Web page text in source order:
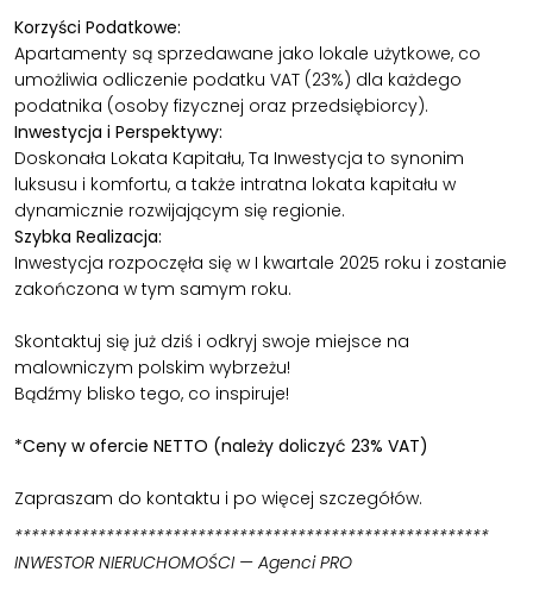
Korzyści Podatkowe:
Apartamenty są sprzedawane jako lokale użytkowe, co
umożliwia odliczenie podatku VAT (23%) dla każdego
podatnika (osoby fizycznej oraz przedsiębiorcy).
Inwestycja i Perspektywy:
Doskonała Lokata Kapitału, Ta Inwestycja to synonim
luksusu i komfortu, a także intratna lokata kapitału w
dynamicznie rozwijającym się regionie.
Szybka Realizacja:
Inwestycja rozpoczęła się w I kwartale 2025 roku i zostanie
zakończona w tym samym roku.
Skontaktuj się już dziś i odkryj swoje miejsce na
malowniczym polskim wybrzeżu!
Bądźmy blisko tego, co inspiruje!
*Ceny w ofercie NETTO (należy doliczyć 23% VAT)
Zapraszam do kontaktu i po więcej szczegółów.
*********************************************************
INWESTOR NIERUCHOMOŚCI — Agenci PRO